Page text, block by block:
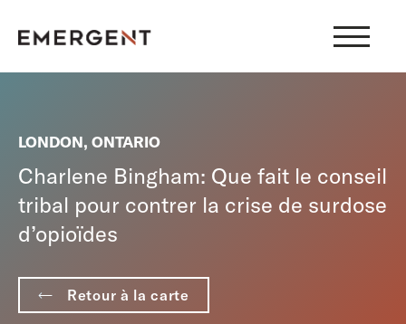
LONDON, ONTARIO
Charlene Bingham: Que fait le conseil
tribal pour contrer la crise de surdose
d’opioïdes
Retour à la carte